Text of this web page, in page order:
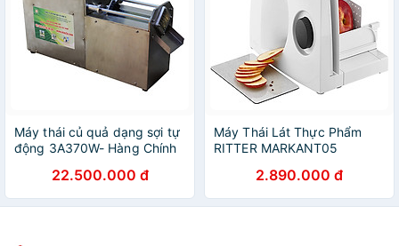
Máy thái củ quả dạng sợi tự
động 3A370W- Hàng Chính
22.500.000 đ
Máy Thái Lát Thực Phẩm
RITTER MARKANT05
Từ Đức2.890.000 đ